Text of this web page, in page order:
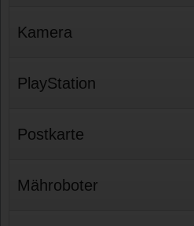
Kamera
PlayStation
Postkarte
Mähroboter